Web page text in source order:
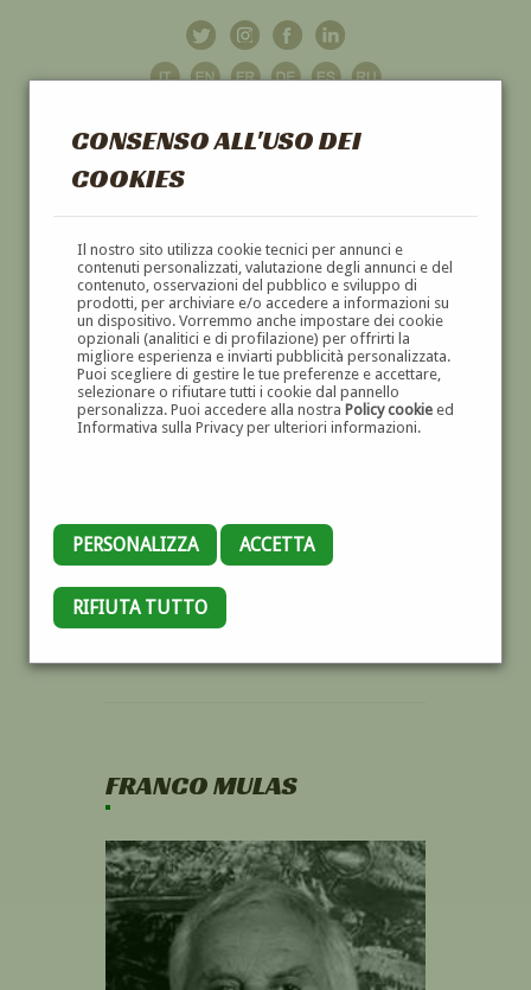
CONSENSO ALL'USO DEI
COOKIES
Il nostro sito utilizza cookie tecnici per annunci e
contenuti personalizzati, valutazione degli annunci e del
contenuto, osservazioni del pubblico e sviluppo di
prodotti, per archiviare e/o accedere a informazioni su
un dispositivo. Vorremmo anche impostare dei cookie
opzionali (analitici e di profilazione) per offrirti la
migliore esperienza e inviarti pubblicità personalizzata.
Puoi scegliere di gestire le tue preferenze e accettare,
selezionare o rifiutare tutti i cookie dal pannello
personalizza. Puoi accedere alla nostra Policy cookieed
Informativa sulla Privacy per ulteriori informazioni.
PERSONALIZZA ACCETTA
RIFIUTA TUTTO
GALLERIAD'ARTE
DIPINTI E SCULTURE '800 E '900
FRANCO MULAS